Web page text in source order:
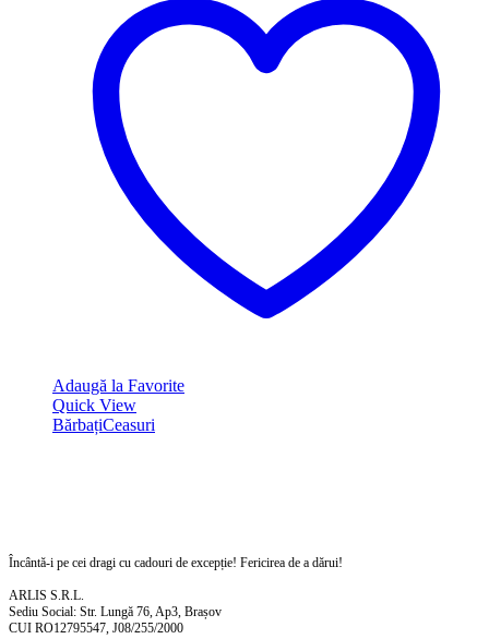
Adaugă la Favorite
Quick View
BărbațiCeasuri
Încântă-i pe cei dragi cu cadouri de excepție! Fericirea de a dărui!
ARLIS S.R.L.
Sediu Social: Str. Lungă 76, Ap3, Brașov
CUI RO12795547, J08/255/2000